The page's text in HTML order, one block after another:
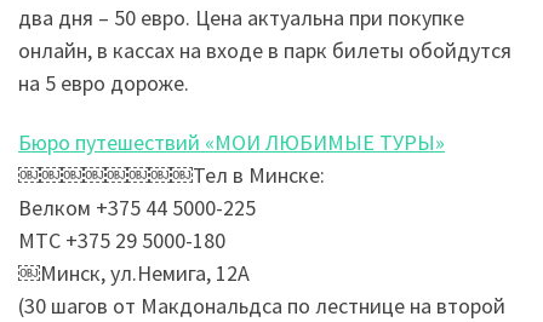
два дня – 50 евро. Цена актуальна при покупке
онлайн, в кассах на входе в парк билеты обойдутся
на 5 евро дороже.
Бюро путешествий «МОИ ЛЮБИМЫЕ ТУРЫ»
￼￼￼￼￼￼￼￼Тел в Минске:
Велком +375 44 5000-225
МТС +375 29 5000-180
￼Минск, ул.Немига, 12А
(30 шагов от Макдональдса по лестнице на второй